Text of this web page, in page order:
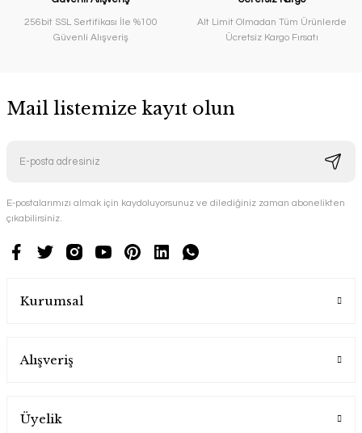
256bit SSL Sertifikası İle %100
Güvenli Alışveriş
Alt Limit Olmadan Tüm Ürünlerde
Ücretsiz Kargo Fırsatı
Mail listemize kayıt olun
E-postalarımızı almak için kaydoluyorsunuz ve dilediğiniz zaman abonelikten
çıkabilirsiniz.
Kurumsal
Alışveriş
Üyelik